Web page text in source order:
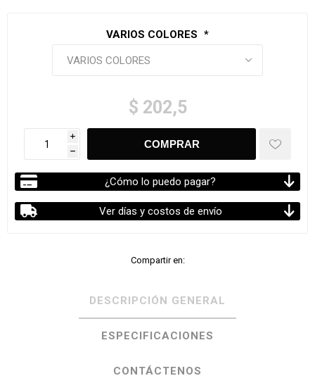
VARIOS COLORES *
$ 202,5
i
h
¿Cómo lo puedo pagar?
Ver días y costos de envío
Compartir en:
DESCRIPCIÓN GENERAL
ESPECIFICACIONES
CONTÁCTENOS